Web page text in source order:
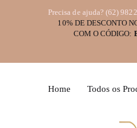
Precisa de ajuda? (62)
10% DE DESCONTO
COM O CÓDIGO:
Home Todos os